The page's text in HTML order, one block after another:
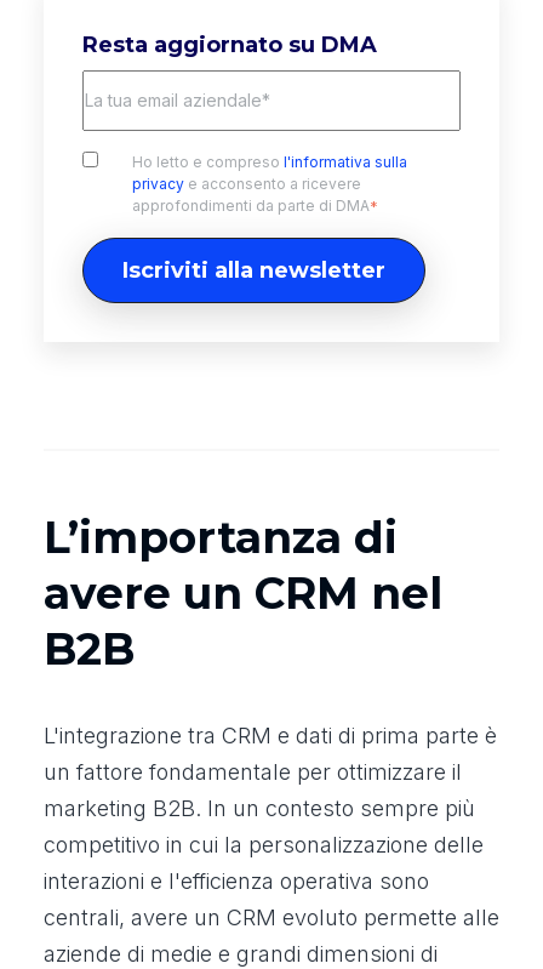
Resta aggiornato su DMA
Ho letto e compresol'informativa sulla
privacy e acconsento a ricevere
approfondimenti da parte di DMA*
L’importanza di
avere un CRM nel
B2B
L'integrazione tra CRM e dati di prima parte è
un fattore fondamentale per ottimizzare il
marketing B2B. In un contesto sempre più
competitivo in cui la personalizzazione delle
interazioni e l'efficienza operativa sono
centrali, avere un CRM evoluto permette alle
aziende di medie e grandi dimensioni di